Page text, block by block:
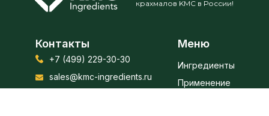
Контакты Меню
+7 (499) 229-30-30
sales@kmc-ingredients.ru
Ингредиенты
Применение
крахмалов KMC в России!
Получить предложение